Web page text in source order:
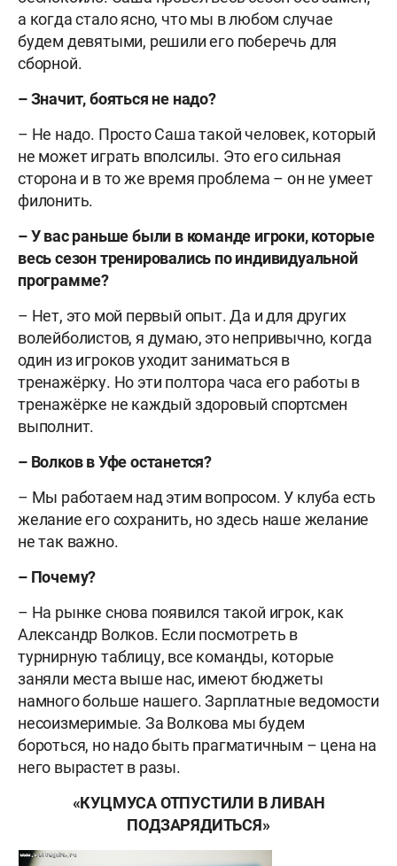
а когда стало ясно, что мы в любом случае
будем девятыми, решили его поберечь для
сборной.
– Значит, бояться не надо?
– Не надо. Просто Саша такой человек, который
не может играть вполсилы. Это его сильная
сторона и в то же время проблема – он не умеет
филонить.
– У вас раньше были в команде игроки, которые
весь сезон тренировались по индивидуальной
программе?
– Нет, это мой первый опыт. Да и для других
волейболистов, я думаю, это непривычно, когда
один из игроков уходит заниматься в
тренажёрку. Но эти полтора часа его работы в
тренажёрке не каждый здоровый спортсмен
выполнит.
– Волков в Уфе останется?
– Мы работаем над этим вопросом. У клуба есть
желание его сохранить, но здесь наше желание
не так важно.
– Почему?
– На рынке снова появился такой игрок, как
Александр Волков. Если посмотреть в
турнирную таблицу, все команды, которые
заняли места выше нас, имеют бюджеты
намного больше нашего. Зарплатные ведомости
несоизмеримые. За Волкова мы будем
бороться, но надо быть прагматичным – цена на
него вырастет в разы.
«КУЦМУСА ОТПУСТИЛИ В ЛИВАН
ПОДЗАРЯДИТЬСЯ»